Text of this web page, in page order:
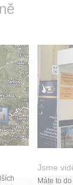
Jsme
Máte to